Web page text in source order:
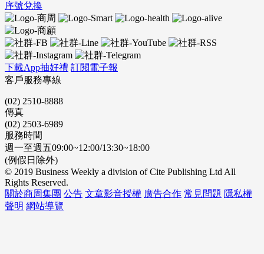
序號兌換
下載App抽好禮 訂閱電子報
客戶服務專線
(02) 2510-8888
傳真
(02) 2503-6989
服務時間
週一至週五09:00~12:00/13:30~18:00
(例假日除外)
© 2019 Business Weekly a division of Cite Publishing Ltd All
Rights Reserved.
關於商周集團 公告 文章影音授權 廣告合作 常見問題 隱私權
聲明 網站導覽